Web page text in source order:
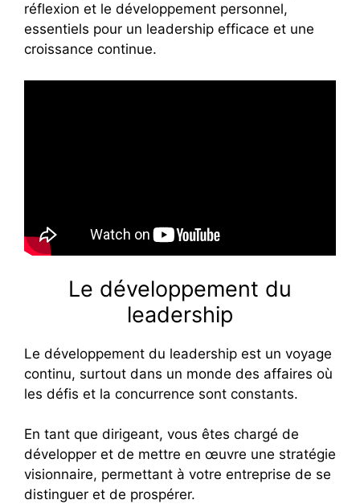
réflexion et le développement personnel,
essentiels pour un leadership efficace et une
croissance continue.
Le développement du
leadership
Le développement du leadership est un voyage
continu, surtout dans un monde des affaires où
les défis et la concurrence sont constants.
En tant que dirigeant, vous êtes chargé de
développer et de mettre en œuvre une stratégie
visionnaire, permettant à votre entreprise de se
distinguer et de prospérer.